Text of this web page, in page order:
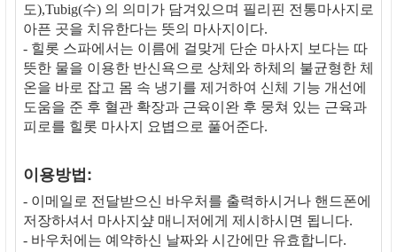
도),Tubig(수) 의 의미가 담겨있으며 필리핀 전통마사지로
아픈 곳을 치유한다는 뜻의 마사지이다.
- 힐롯 스파에서는 이름에 걸맞게 단순 마사지 보다는 따
뜻한 물을 이용한 반신욕으로 상체와 하체의 불균형한 체
온을 바로 잡고 몸 속 냉기를 제거하여 신체 기능 개선에
도움을 준 후 혈관 확장과 근육이완 후 뭉쳐 있는 근육과
피로를 힐롯 마사지 요볍으로 풀어준다.
이용방법:
- 이메일로 전달받으신 바우처를 출력하시거나 핸드폰에
저장하셔서 마사지샾 매니저에게 제시하시면 됩니다.
- 바우처에는 예약하신 날짜와 시간에만 유효합니다.